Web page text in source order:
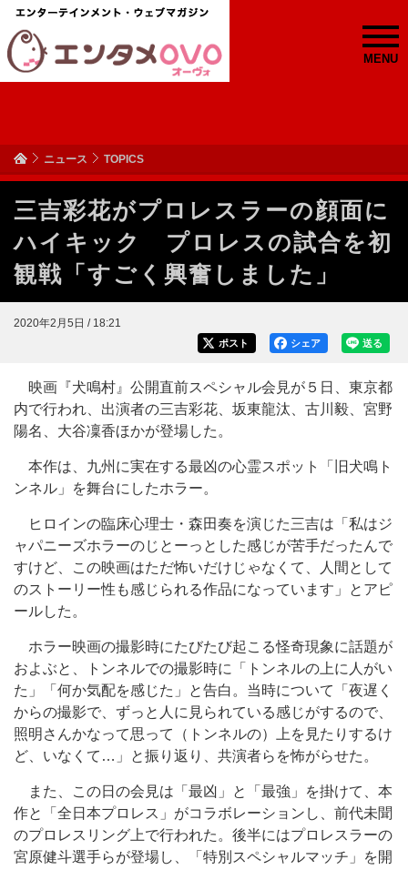
MENU
ニュース TOPICS
三吉彩花がプロレスラーの顔面に
ハイキック プロレスの試合を初
観戦「すごく興奮しました」
2020年2月5日 / 18:21
送る
シェア
ポスト
映画『犬鳴村』公開直前スペシャル会見が５日、東京都
内で行われ、出演者の三吉彩花、坂東龍汰、古川毅、宮野
陽名、大谷凜香ほかが登場した。
本作は、九州に実在する最凶の心霊スポット「旧犬鳴ト
ンネル」を舞台にしたホラー。
ヒロインの臨床心理士・森田奏を演じた三吉は「私はジ
ャパニーズホラーのじとーっとした感じが苦手だったんで
すけど、この映画はただ怖いだけじゃなくて、人間として
のストーリー性も感じられる作品になっています」とアピ
ールした。
ホラー映画の撮影時にたびたび起こる怪奇現象に話題が
およぶと、トンネルでの撮影時に「トンネルの上に人がい
た」「何か気配を感じた」と告白。当時について「夜遅く
からの撮影で、ずっと人に見られている感じがするので、
照明さんかなって思って（トンネルの）上を見たりするけ
ど、いなくて…」と振り返り、共演者らを怖がらせた。
また、この日の会見は「最凶」と「最強」を掛けて、本
作と「全日本プロレス」がコラボレーションし、前代未聞
のプロレスリング上で行われた。後半にはプロレスラーの
宮原健斗選手らが登場し、「特別スペシャルマッチ」を開